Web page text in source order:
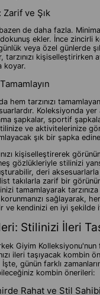
ve Şık
de daha fazla.
ekler. İnce zincirli
veya özel günlerde
tarzınızı kişiselleştirirken
koyar.
hem tarzınızı
Koleksiyonda
şapkalar, sportif
ve aktivitelerinize
şık bir şapka
kişiselleştirerek
gözlükleriyle stilinizi
deri
takılarla zarif bir
tamamlayarak
sağlayarak, her
ve kendinizi en iyi şekilde
Stilinizi İleri
Giyim Kolleksiyonu'nun
ileri taşıyacak kombin
günün farklı
kombin önerileri:
Rahat ve Stil Sahibi